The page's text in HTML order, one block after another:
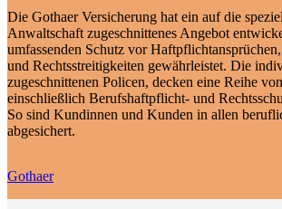
Die Gothaer Versicherung hat ein auf die
Anwaltschaft zugeschnittenes Angebot
umfassenden Schutz vor
und Rechtsstreitigkeiten gewährleistet. Die
zugeschnittenen Policen, decken eine Reihe
einschließlich Berufshaftpflicht- und
So sind Kundinnen und Kunden in allen
abgesichert.
Gothaer